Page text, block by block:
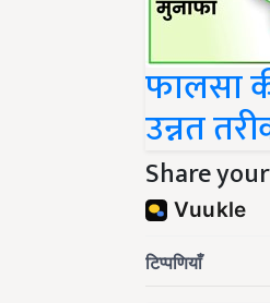
फालसा
उन्नत
Share